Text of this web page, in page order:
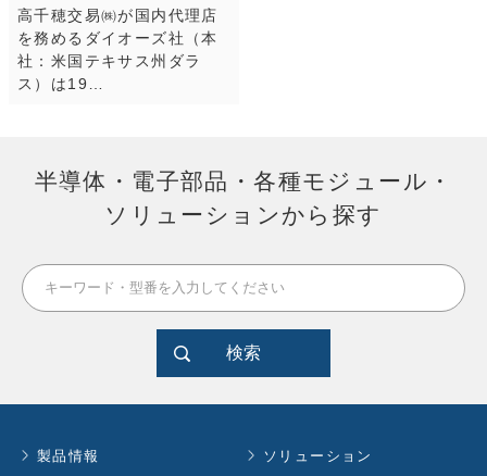
高千穂交易㈱が国内代理店
を務めるダイオーズ社（本
社：米国テキサス州ダラ
ス）は19…
半導体・電子部品・各種モジュール・
ソリューションから探す
検索
製品情報 ソリューション